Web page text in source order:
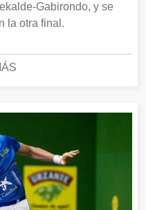
Gabirondo, y se
la otra final.